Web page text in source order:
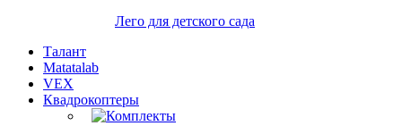
Лего для детского сада
Талант
Matatalab
VEX
Квадрокоптеры